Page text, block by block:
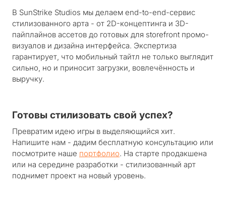
В SunStrike Studios мы делаем end-to-end-сервис
стилизованного арта - от 2D-концептинга и 3D-
пайплайнов ассетов до готовых для storefront промо-
визуалов и дизайна интерфейса. Экспертиза
гарантирует, что мобильный тайтл не только выглядит
сильно, но и приносит загрузки, вовлечённость и
выручку.
Готовы стилизовать свой успех?
Превратим идею игры в выделяющийся хит.
Напишите нам - дадим бесплатную консультацию или
посмотрите наше портфолио. На старте продакшена
или на середине разработки - стилизованный арт
поднимет проект на новый уровень.